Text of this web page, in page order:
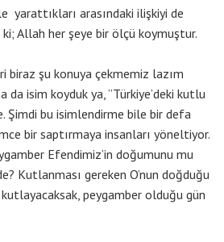
yarattıkları arasındaki ilişkiyi de
Allah her şeye bir ölçü koymuştur.
biraz şu konuya çekmemiz lazım
da isim koyduk ya, ”Türkiye’deki kutlu
Şimdi bu isimlendirme bile bir defa
bir saptırmaya insanları yöneltiyor.
Efendimiz’in doğumunu mu
Kutlanması gereken O’nun doğduğu
peygamber olduğu gün